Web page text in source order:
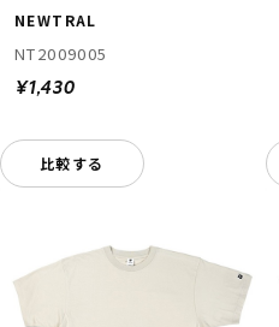
NEWTRAL
NT2009005
¥1,430
比較する